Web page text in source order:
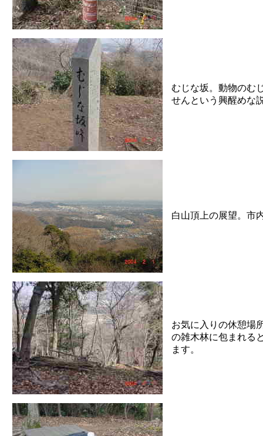
むじな坂。動物のむ
せんという興醒めな
白山頂上の展望。市
お気に入りの休憩場
の雑木林に包まれる
ます。